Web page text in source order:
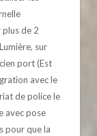
de 2
sur
port (Est
avec le
de police le
avec pose
pour que la